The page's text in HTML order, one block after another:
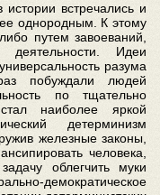
встречались и
однородным. К этому
путем завоеваний,
деятельности. Идеи
разума
побуждали людей
по тщательно
наиболее яркой
детерминизм
железные законы,
человека,
облегчить муки
демократическое